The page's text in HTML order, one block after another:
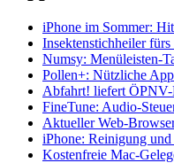
iPhone im Sommer:
Insektenstichheiler fürs
Numsy: Menüleisten-
Pollen+: Nützliche
Abfahrt! liefert ÖPNV-
FineTune: Audio-
Aktueller Web-
iPhone: Reinigung
Kostenfreie Mac-